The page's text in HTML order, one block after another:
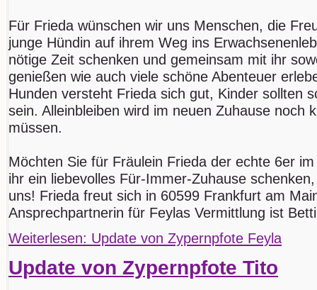
Für Frieda wünschen wir uns Menschen, die
junge Hündin auf ihrem Weg ins
nötige Zeit schenken und gemeinsam mit ihr
genießen wie auch viele schöne Abenteuer
Hunden versteht Frieda sich gut, Kinder sollten
sein. Alleinbleiben wird im neuen Zuhause noch
müssen.
Möchten Sie für Fräulein Frieda der echte 6er
ihr ein liebevolles Für-Immer-Zuhause
uns! Frieda freut sich in 60599 Frankfurt am
Ansprechpartnerin für Feylas Vermittlung ist
Weiterlesen: Update von Zypernpfote Feyla
Update von Zypernpfote Tito